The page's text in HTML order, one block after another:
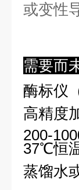
或变性
需要而
酶标仪
高精度
200-
37℃恒
蒸馏水